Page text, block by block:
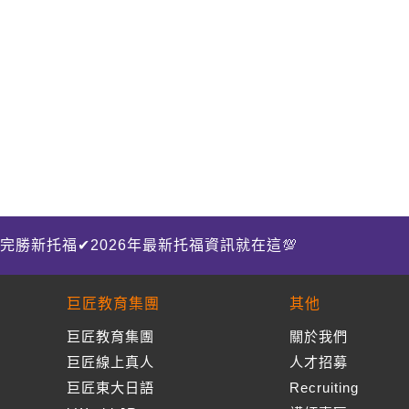
完勝新托福✔2026年最新托福資訊就在這💯
巨匠教育集團
巨匠教育集團
巨匠線上真人
巨匠東大日語
其他
關於我們
人才招募
Recruiting